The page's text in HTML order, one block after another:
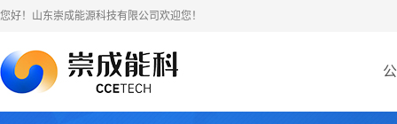
您好！山东崇成能源科技有限公司欢迎您！